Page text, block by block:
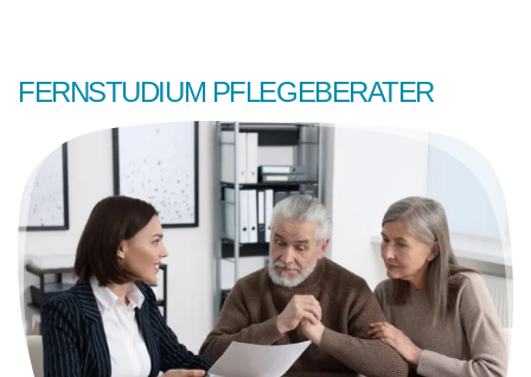
FERNSTUDIUM PFLEGEBERATER